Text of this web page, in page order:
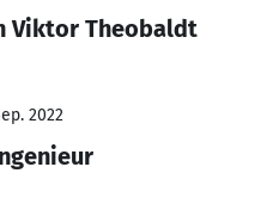
Viktor Theobaldt
2022